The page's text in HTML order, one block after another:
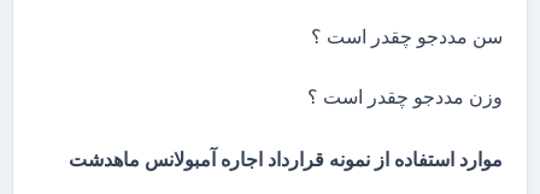
سن مددجو چقدر است ؟
وزن مددجو چقدر است ؟
موارد استفاده از نمونه قرارداد اجاره آمبولانس ماهدشت